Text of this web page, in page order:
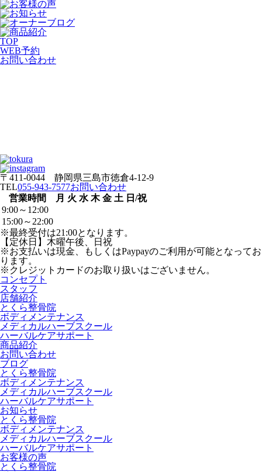
TOP
WEB予約
お問い合わせ
〒411-0044 静岡県三島市徳倉4-12-9
TEL055-943-7577お問い合わせ
営業時間
月 火 水 木 金 土 日/祝
9:00～12:00
15:00～22:00
※最終受付は21:00となります。
【定休日】木曜午後、日祝
※お支払いは現金、もしくはPaypayのご利用が可能となってお
ります。
※クレジットカードのお取り扱いはございません。
コンセプト
スタッフ
店舗紹介
とくら整骨院
ボディメンテナンス
メディカルハーブスクール
ハーバルケアサポート
商品紹介
お問い合わせ
ブログ
とくら整骨院
ボディメンテナンス
メディカルハーブスクール
ハーバルケアサポート
お知らせ
とくら整骨院
ボディメンテナンス
メディカルハーブスクール
ハーバルケアサポート
お客様の声
とくら整骨院